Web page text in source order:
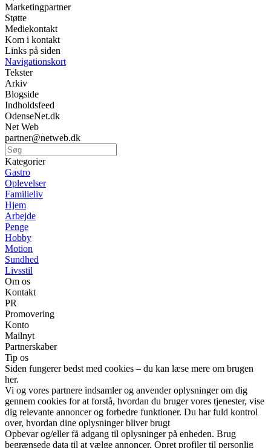
Marketingpartner
Støtte
Mediekontakt
Kom i kontakt
Links på siden
Navigationskort
Tekster
Arkiv
Blogside
Indholdsfeed
OdenseNet.dk
Net Web
partner@netweb.dk
Kategorier
Gastro
Oplevelser
Familieliv
Hjem
Arbejde
Penge
Hobby
Motion
Sundhed
Livsstil
Om os
Kontakt
PR
Promovering
Konto
Mailnyt
Partnerskaber
Tip os
Siden fungerer bedst med cookies – du kan læse mere om brugen
her.
Vi og vores partnere indsamler og anvender oplysninger om dig
gennem cookies for at forstå, hvordan du bruger vores tjenester, vise
dig relevante annoncer og forbedre funktioner. Du har fuld kontrol
over, hvordan dine oplysninger bliver brugt
Opbevar og/eller få adgang til oplysninger på enheden. Brug
begrænsede data til at vælge annoncer. Opret profiler til personlig